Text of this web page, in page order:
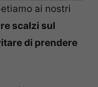
ai nostri
scalzi sul
di prendere